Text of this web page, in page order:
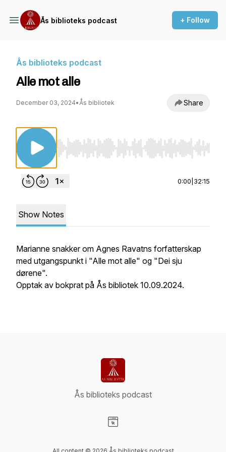
Ås biblioteks podcast + Follow
Ås biblioteks podcast
Alle mot alle
December 03, 2024•Ås bibliotek Share
Use Left/Right to seek, Home/End to jump
0:00 32:15
Show Notes
Marianne snakker om Agnes Ravatns forfatterskap
med utgangspunkt i "Alle mot alle" og "Dei sju
dørene".
Opptak av bokprat på Ås bibliotek 10.09.2024.
Ås biblioteks podcast